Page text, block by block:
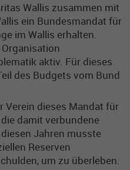
Wallis zusammen mit
ein Bundesmandat für
im Wallis erhalten.
aktiv. Für dieses
des Budgets vom Bund
Verein dieses Mandat für
damit verbundene
Jahren musste
Reserven
um zu überleben.